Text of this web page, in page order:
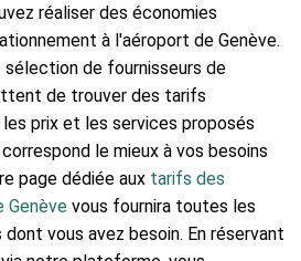
réaliser des économies
à l'aéroport de Genève.
de fournisseurs de
de trouver des tarifs
les prix et les services proposés
le mieux à vos besoins
page dédiée aux tarifs des
Genève vous fournira toutes les
vous avez besoin. En réservant